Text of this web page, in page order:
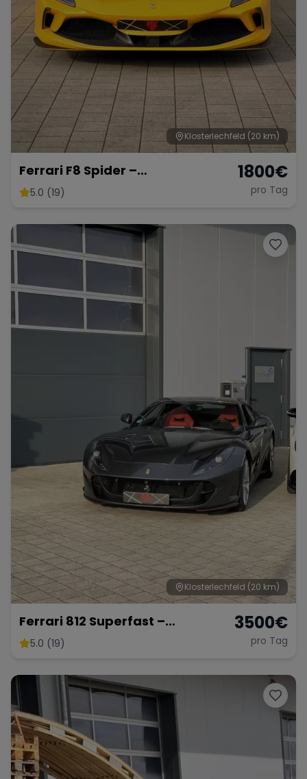
Klosterlechfeld (20 km)
Ferrari F8 Spider –
Atemberaubendes Cabrio
5.0 (19)
1800€
pro Tag
Klosterlechfeld (20 km)
Ferrari 812 Superfast –
Ultimativer V12-Supersportler
5.0 (19)
3500€
pro Tag